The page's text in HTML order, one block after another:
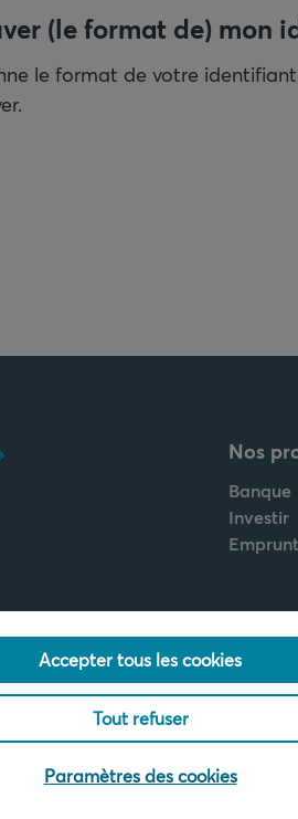
(le format de) mon
le format de votre
Nos
Banque
Investir
Appelez-nous
+32 2 679 90 00
Accepter tous les cookies
Tout refuser
Paramètres des cookies